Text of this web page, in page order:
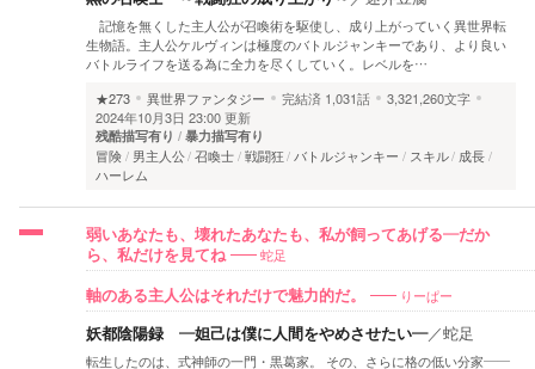
記憶を無くした主人公が召喚術を駆使し、成り上がっていく異世界転
生物語。主人公ケルヴィンは極度のバトルジャンキーであり、より良い
バトルライフを送る為に全力を尽くしていく。レベルを…
★273
異世界ファンタジー 完結済 1,031話
3,321,260文字
2024年10月3日 23:00 更新
残酷描写有り 暴力描写有り
冒険 男主人公 召喚士 戦闘狂 バトルジャンキー スキル 成長
ハーレム
弱いあなたも、壊れたあなたも、私が飼ってあげる—だか
ら、私だけを見てね
蛇足
軸のある主人公はそれだけで魅力的だ。 りーぱー
妖都陰陽録 ―妲己は僕に人間をやめさせたい―／蛇足
転生したのは、式神師の一門・黒葛家。 その、さらに格の低い分家――